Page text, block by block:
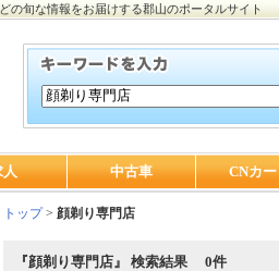
の旬な情報をお届けする郡山のポータルサイト
人 中古車 CNカ
トップ> 顔剃り専門店
『顔剃り専門店』 検索結果 0件